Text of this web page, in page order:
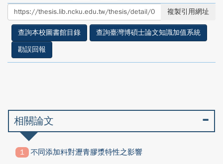
至
facebook
至
twitter
複製引用網址
查詢本校圖書館目錄
查詢臺灣博碩士論文知識加值系統
勘誤回報
相關論文
不同添加料對瀝青膠漿特性之影響